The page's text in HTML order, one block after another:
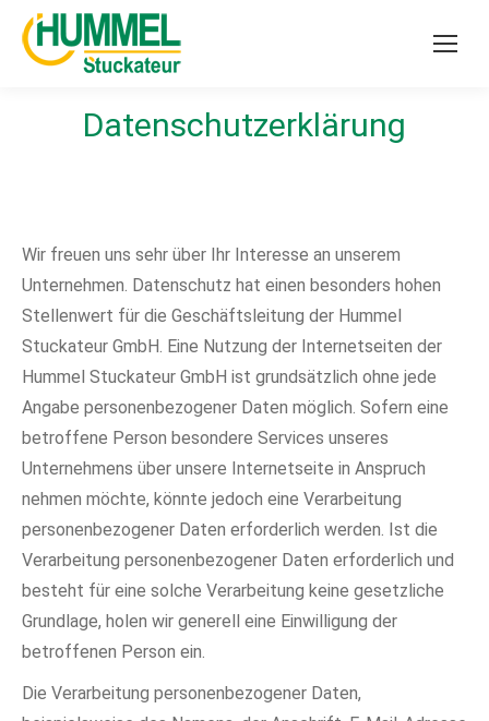
Datenschutzerklärung
Wir freuen uns sehr über Ihr Interesse an unserem
Unternehmen. Datenschutz hat einen besonders hohen
Stellenwert für die Geschäftsleitung der Hummel
Stuckateur GmbH. Eine Nutzung der Internetseiten der
Hummel Stuckateur GmbH ist grundsätzlich ohne jede
Angabe personenbezogener Daten möglich. Sofern eine
betroffene Person besondere Services unseres
Unternehmens über unsere Internetseite in Anspruch
nehmen möchte, könnte jedoch eine Verarbeitung
personenbezogener Daten erforderlich werden. Ist die
Verarbeitung personenbezogener Daten erforderlich und
besteht für eine solche Verarbeitung keine gesetzliche
Grundlage, holen wir generell eine Einwilligung der
betroffenen Person ein.
Die Verarbeitung personenbezogener Daten,